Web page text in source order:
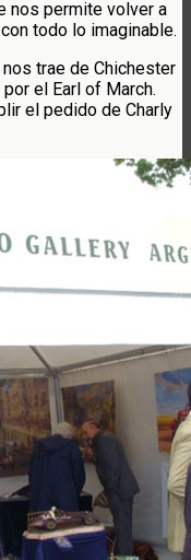
nos permite volver a
todo lo imaginable.
trae de Chichester
el Earl of March.
el pedido de Charly